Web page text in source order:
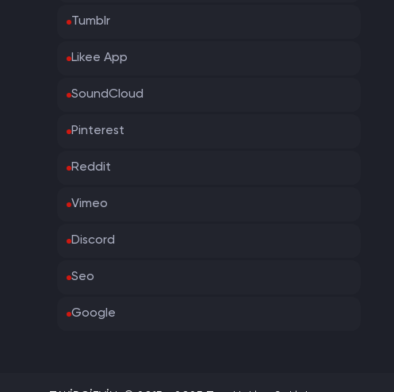
Tumblr
Likee App
SoundCloud
Pinterest
Reddit
Vimeo
Discord
Seo
Google